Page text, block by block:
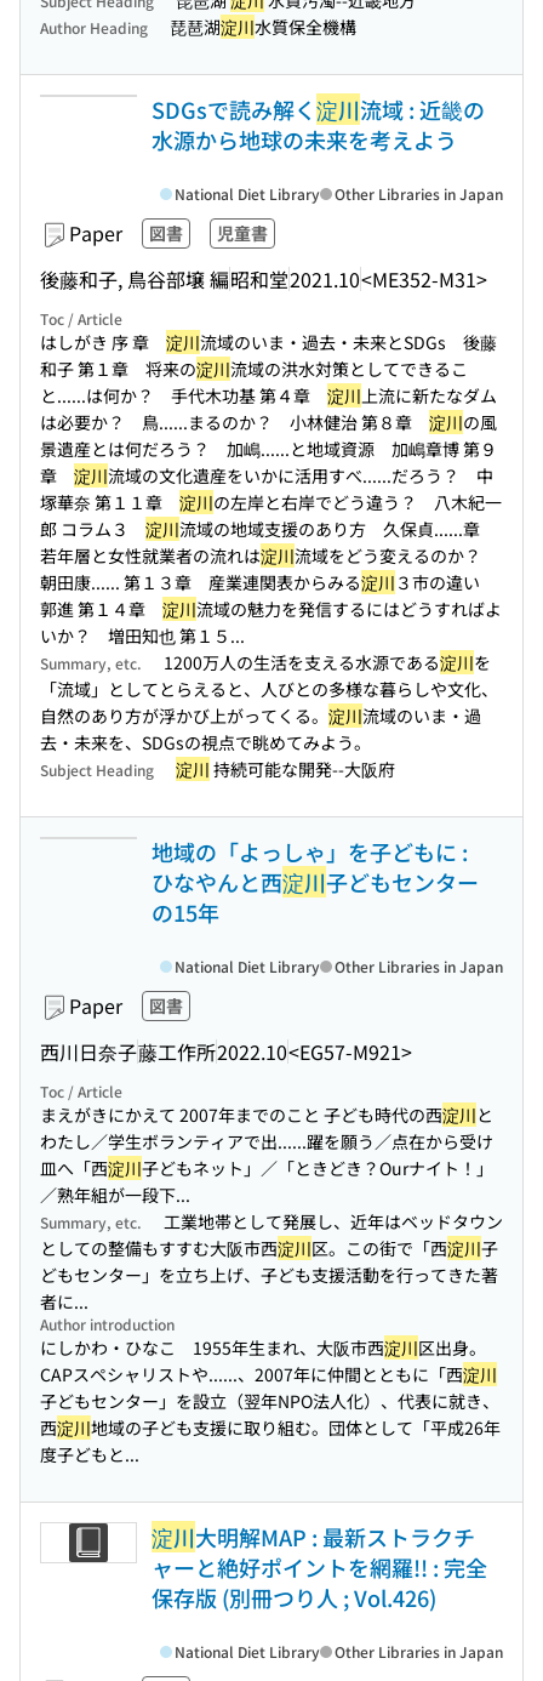
Author Heading 琵琶湖淀川水質保全機構
SDGsで読み解く淀川流域 : 近畿の
水源から地球の未来を考えよう
Paper 図書 児童書
後藤和子, 鳥谷部壌 編昭和堂2021.10<ME352-M31>
National Diet Library Other Libraries in Japan
Toc / Article
はしがき 序 章 淀川流域のいま・過去・未来とSDGs 後藤
和子 第１章 将来の淀川流域の洪水対策としてできるこ
と......は何か？ 手代木功基 第４章 淀川上流に新たなダム
は必要か？ 鳥......まるのか？ 小林健治 第８章 淀川の風
景遺産とは何だろう？ 加嶋......と地域資源 加嶋章博 第９
章 淀川流域の文化遺産をいかに活用すべ......だろう？ 中
塚華奈 第１１章 淀川の左岸と右岸でどう違う？ 八木紀一
郎 コラム３ 淀川流域の地域支援のあり方 久保貞......章
若年層と女性就業者の流れは淀川流域をどう変えるのか？
朝田康...... 第１３章 産業連関表からみる淀川 ３市の違い
郭進 第１４章 淀川流域の魅力を発信するにはどうすればよ
いか？ 増田知也 第１５...
Summary, etc. 1200万人の生活を支える水源である淀川を
「流域」としてとらえると、人びとの多様な暮らしや文化、
自然のあり方が浮かび上がってくる。 淀川流域のいま・過
去・未来を、SDGsの視点で眺めてみよう。
Subject Heading 淀川 持続可能な開発--大阪府
地域の「よっしゃ」を子どもに :
ひなやんと西淀川子どもセンター
の15年
Paper 図書
西川日奈子藤工作所2022.10<EG57-M921>
National Diet Library Other Libraries in Japan
Toc / Article
まえがきにかえて 2007年までのこと 子ども時代の西淀川と
わたし／学生ボランティアで出......躍を願う／点在から受け
皿へ「西淀川子どもネット」／「ときどき？Ourナイト！」
／熟年組が一段下...
Summary, etc.
工業地帯として発展し、近年はベッドタウン
としての整備もすすむ大阪市西淀川区。この街で「西淀川子
どもセンター」を立ち上げ、子ども支援活動を行ってきた著
者に...
Author introduction
にしかわ・ひなこ 1955年生まれ、大阪市西淀川区出身。
CAPスペシャリストや......、2007年に仲間とともに「西淀川
子どもセンター」を設立（翌年NPO法人化）、代表に就き、
西淀川地域の子ども支援に取り組む。団体として「平成26年
度子どもと...
淀川大明解MAP : 最新ストラクチ
ャーと絶好ポイントを網羅!! : 完全
保存版 (別冊つり人 ; Vol.426)
National Diet Library Other Libraries in Japan